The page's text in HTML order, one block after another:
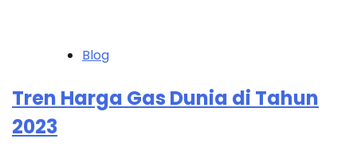
Blog
Tren Harga Gas Dunia di Tahun
2023